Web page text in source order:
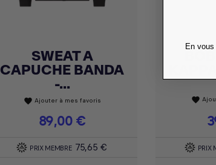
Achat express
SWEAT A
CAPUCHE BANDA
-...
favorite Ajouter à mes favoris
Prix
89,00 €
PRIX MEMBRE 75,65 €
favorite
PRIX
En